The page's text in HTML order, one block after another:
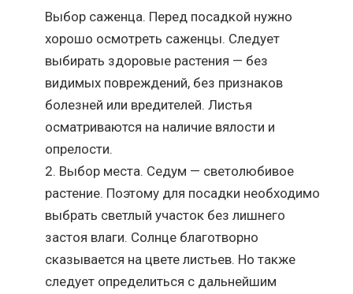
Выбор саженца. Перед посадкой нужно
хорошо осмотреть саженцы. Следует
выбирать здоровые растения — без
видимых повреждений, без признаков
болезней или вредителей. Листья
осматриваются на наличие вялости и
опрелости.
Выбор места. Седум — светолюбивое
растение. Поэтому для посадки необходимо
выбрать светлый участок без лишнего
застоя влаги. Солнце благотворно
сказывается на цвете листьев. Но также
следует определиться с дальнейшим